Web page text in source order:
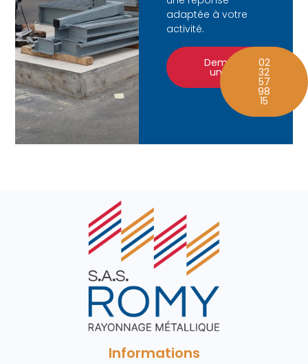
adaptée à votre
activité.
Demander
un devis
02
32
57
98
15
Informations